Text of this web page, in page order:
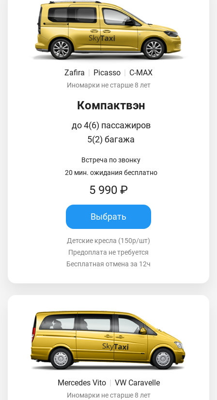
Zafira | Picasso | C-MAX
Иномарки не старше 8 лет
Компактвэн
до 4(6) пассажиров
5(2) багажа
Встреча по звонку
20 мин. ожидания бесплатно
5 990 ₽
Выбрать
Детские кресла (150р/шт)
Предоплата не требуется
Бесплатная отмена за 12ч
Mercedes Vito VW Caravelle
Иномарки не старше 8 лет